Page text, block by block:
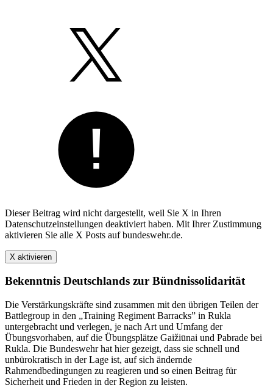
Dieser Beitrag wird nicht dargestellt, weil Sie X in Ihren
Datenschutzeinstellungen deaktiviert haben. Mit Ihrer Zustimmung
aktivieren Sie alle X Posts auf bundeswehr.de.
X aktivieren
Bekenntnis Deutschlands zur Bündnissolidarität
Die Verstärkungskräfte sind zusammen mit den übrigen Teilen der
Battlegroup in den „Training Regiment Barracks” in Rukla
untergebracht und verlegen, je nach Art und Umfang der
Übungsvorhaben, auf die Übungsplätze Gaižiūnai und Pabrade bei
Rukla. Die Bundeswehr hat hier gezeigt, dass sie schnell und
unbürokratisch in der Lage ist, auf sich ändernde
Rahmendbedingungen zu reagieren und so einen Beitrag für
Sicherheit und Frieden in der Region zu leisten.